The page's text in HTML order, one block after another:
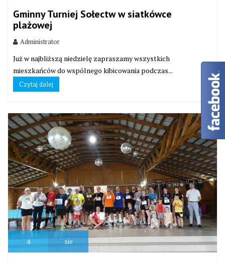
Gminny Turniej Sołectw w siatkówce
plażowej
Administrator
Już w najbliższą niedzielę zapraszamy wszystkich
mieszkańców do wspólnego kibicowania podczas...
Czytaj dalej
4 sie